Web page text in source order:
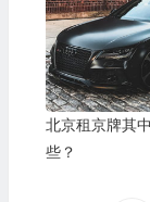
北京租京牌其
些？